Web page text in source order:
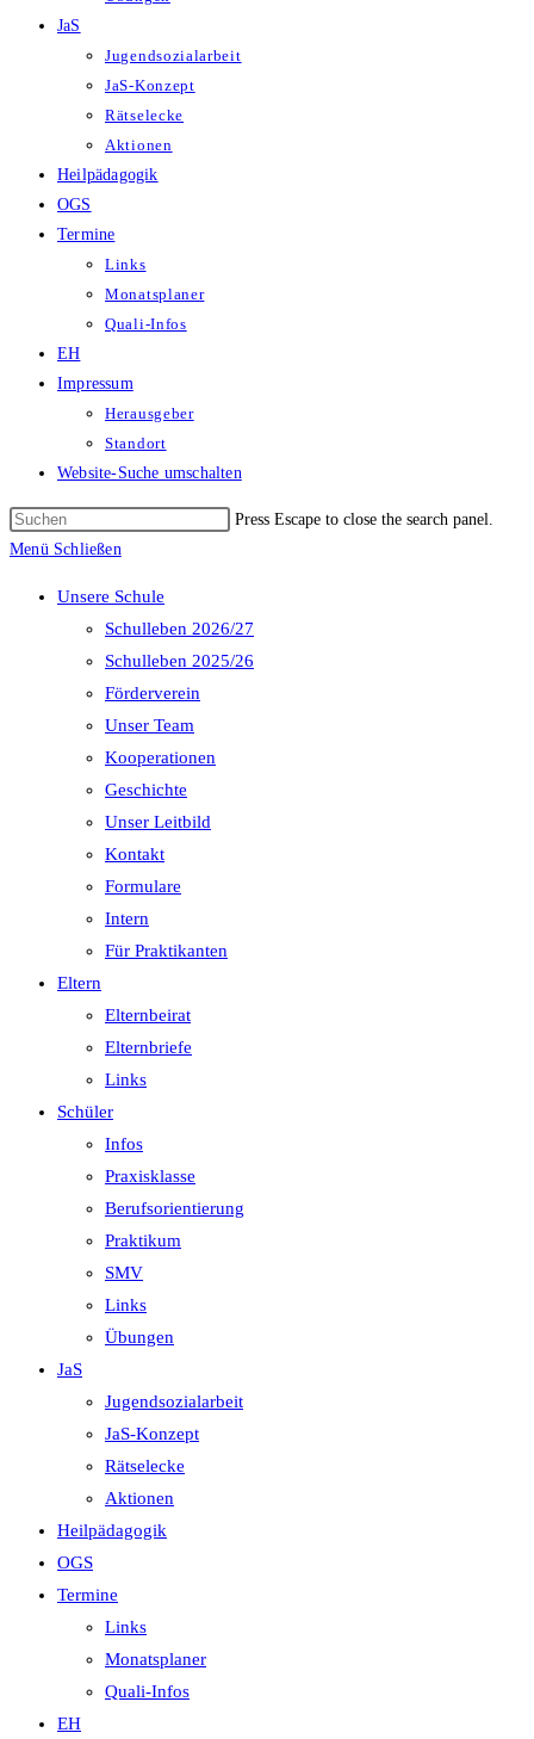
JaS
Jugendsozialarbeit
JaS-Konzept
Rätselecke
Aktionen
Heilpädagogik
OGS
Termine
Links
Monatsplaner
Quali-Infos
EH
Impressum
Herausgeber
Standort
Website-Suche umschalten
Press Escape to close the search panel.
Menü Schließen
Unsere Schule
Schulleben 2026/27
Schulleben 2025/26
Förderverein
Unser Team
Kooperationen
Geschichte
Unser Leitbild
Kontakt
Formulare
Intern
Für Praktikanten
Eltern
Elternbeirat
Elternbriefe
Links
Schüler
Infos
Praxisklasse
Berufsorientierung
Praktikum
SMV
Links
Übungen
JaS
Jugendsozialarbeit
JaS-Konzept
Rätselecke
Aktionen
Heilpädagogik
OGS
Termine
Links
Monatsplaner
Quali-Infos
EH